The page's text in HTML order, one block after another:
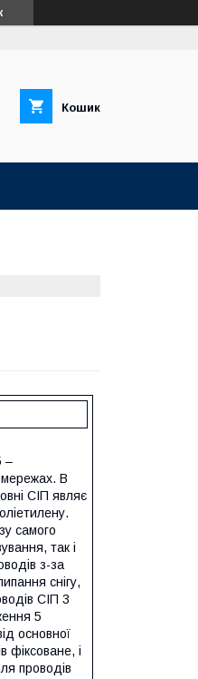
Кошик
–
мережах. В
СІП являє
самого
так і
з-за
снігу,
СІП 3
5
основної
фіксоване, і
проводів